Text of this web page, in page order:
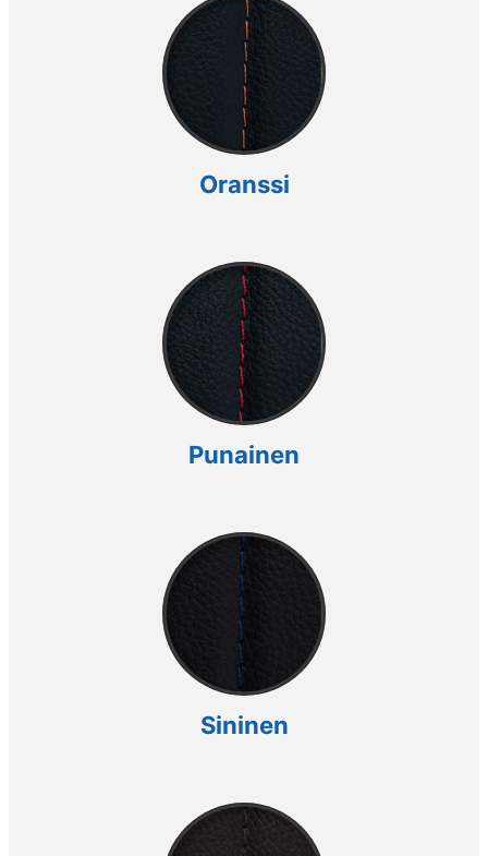
Oranssi
Punainen
Sininen